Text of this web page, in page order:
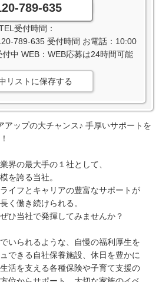
789-635
受付時間：
789-635 受付時間 お電話：10:00
中 WEB：WEB応募は24時間可能
リストに保存する
アップの大チャンス♪ 手厚いサポートを
界の最大手の１社として、
を誇る当社。
イフとキャリアの豊富なサポートが
く働き続けられる。
ひ当社で発揮してみませんか？
いられるような、自慢の福利厚生を
できる自社保養施設、休日を豊かに
活を支える各種保険や子育て支援の